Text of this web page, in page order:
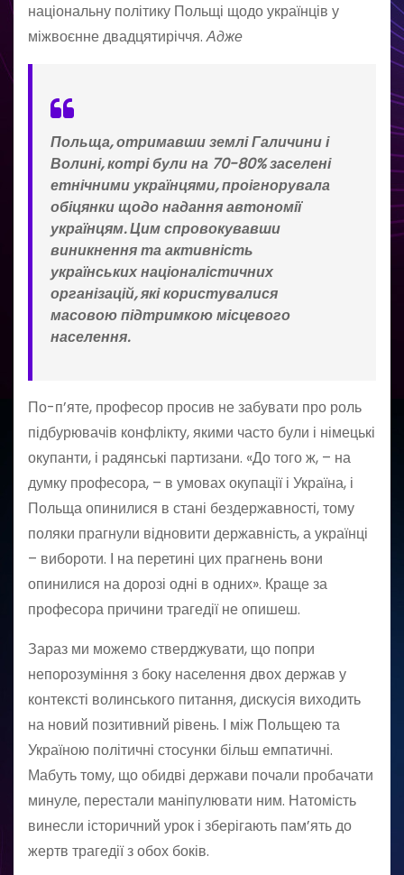
національну політику Польщі щодо українців у
міжвоєнне двадцятиріччя.Адже
Польща, отримавши землі Галичини і
Волині,котрі були на 70-80% заселені
етнічними українцями, проігнорувала
обіцянки щодо надання автономії
українцям. Цим спровокувавши
виникнення та активність
українських націоналістичних
організацій, які користувалися
масовою підтримкою місцевого
населення.
По-п’яте, професор просив не забувати про роль
підбурювачів конфлікту, якими часто були і німецькі
окупанти, і радянські партизани. «До того ж, – на
думку професора, – в умовах окупації і Україна, і
Польща опинилися в стані бездержавності, тому
поляки прагнули відновити державність, а українці
– вибороти. І на перетині цих прагнень вони
опинилися на дорозі одні в одних». Краще за
професора причини трагедії не опишеш.
Зараз ми можемо стверджувати, що попри
непорозуміння з боку населення двох держав у
контексті волинського питання, дискусія виходить
на новий позитивний рівень. І між Польщею та
Україною політичні стосунки більш емпатичні.
Мабуть тому, що обидві держави почали пробачати
минуле, перестали маніпулювати ним. Натомість
винесли історичний урок і зберігають пам’ять до
жертв трагедії з обох боків.